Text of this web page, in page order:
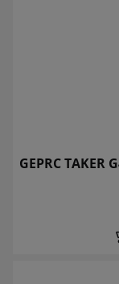
GEPRC TAKER